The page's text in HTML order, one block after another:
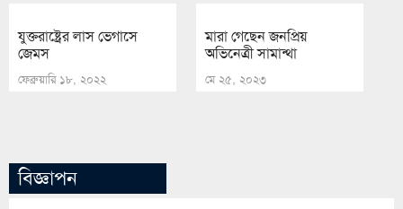
যুক্তরাষ্ট্রের লাস ভেগাসে
জেমস
ফেব্রুয়ারি ১৮, ২০২২
মারা গেছেন জনপ্রিয়
অভিনেত্রী সামান্থা
মে ২৫, ২০২৩
বিজ্ঞাপন